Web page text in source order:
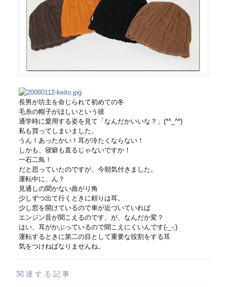
長男が坊主を命じられて初めての冬
毛糸の帽子がほしいという彼
通学時に愛用する姿を見て「なんだかいいな？」(*^_^*)
私も買ってしまいました。
うん！あったかい！耳が冷たくならない！
しかも、寝癖も直るじゃないですか！
一石二鳥！
だと思っていたのですが、今朝気付きました。
運転中に、ん？
見通しの聞かない曲がり角
少しずつ出て行くときに頼りは耳。
少し窓を開けているので車が近づいていれば
エンジン音が聞こえるのです、が、なんだか変？
はい、耳がかぶっているので聞こえにくいんです(-_-;)
運転するときに第二の目として重要な役割をする耳
気をつけねばなりませんね。
関連する記事